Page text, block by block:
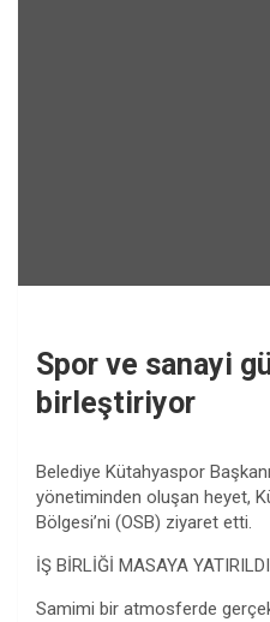
Spor ve sanayi
birleştiriyor
Belediye Kütahyaspor
yönetiminden oluşan heyet,
Bölgesi’ni (OSB) ziyaret etti.
İŞ BİRLİĞİ MASAYA YATIRILDI
Samimi bir atmosferde